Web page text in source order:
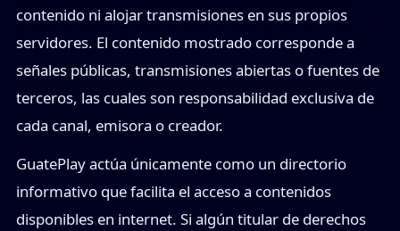
contenido ni alojar transmisiones en sus propios
servidores. El contenido mostrado corresponde a
señales públicas, transmisiones abiertas o fuentes de
terceros, las cuales son responsabilidad exclusiva de
cada canal, emisora o creador.
GuatePlay actúa únicamente como un directorio
informativo que facilita el acceso a contenidos
disponibles en internet. Si algún titular de derechos